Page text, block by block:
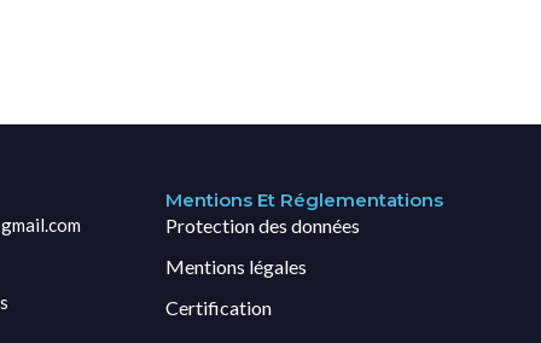
Mentions Et Réglementations
Protection des données
Mentions légales
Certification